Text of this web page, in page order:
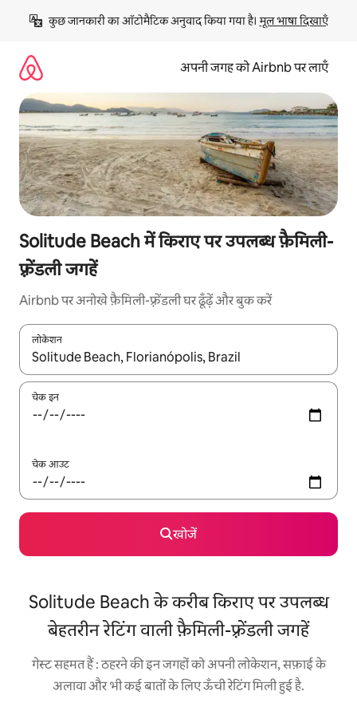
छोड़कर
कॉन्टेंट
कुछ जानकारी का ऑटोमैटिक अनुवाद किया गया है। मूल भाषा दिखाएँ
अपनी जगह को Airbnb पर लाएँ
Solitude Beach में किराए पर उपलब्ध फ़ैमिली-
फ़्रेंडली जगहें
Airbnb पर अनोखे फ़ैमिली-फ़्रेंडली घर ढूँढ़ें और बुक करें
लोकेशन
नतीजों के उपलब्ध होने पर, अप और डाउन 'ऐरो की' का इस्तेमाल करके नेविगेट
चेक इन
चेक आउट
खोजें
Solitude Beach के करीब किराए पर उपलब्ध
बेहतरीन रेटिंग वाली फ़ैमिली-फ़्रेंडली जगहें
गेस्ट सहमत हैं : ठहरने की इन जगहों को अपनी लोकेशन, सफ़ाई के
अलावा और भी कई बातों के लिए ऊँची रेटिंग मिली हुई है.